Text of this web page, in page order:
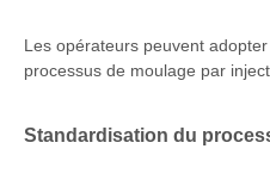
Les opérateurs peuvent
processus de moulage par
Standardisation du